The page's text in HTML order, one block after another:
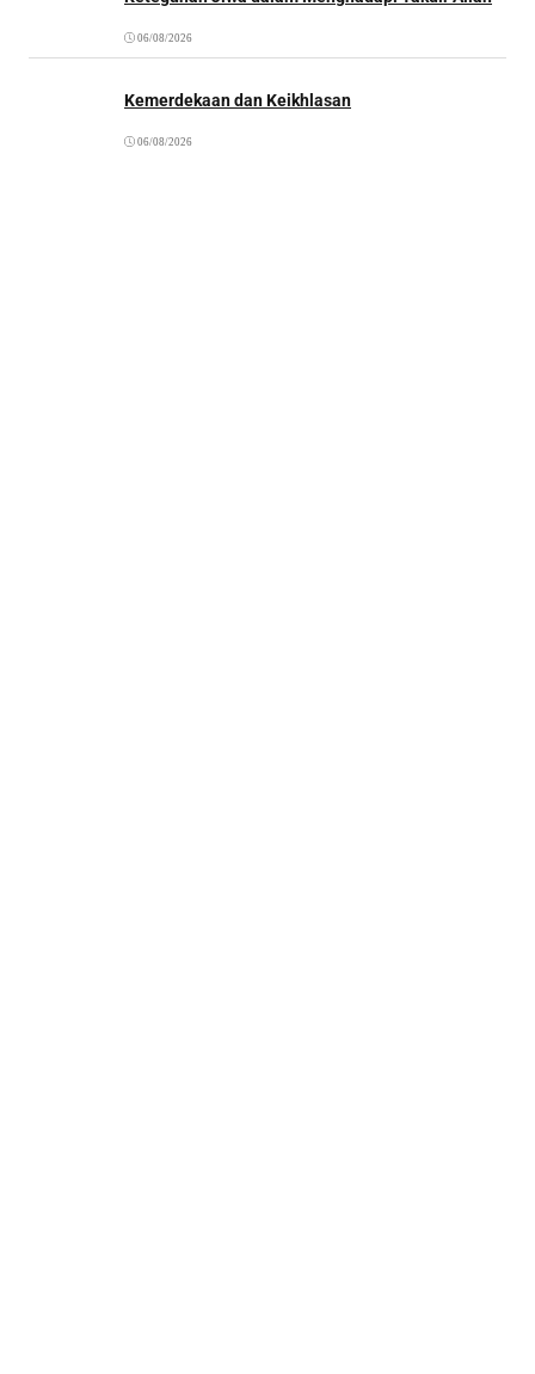
06/08/2026
Kemerdekaan dan Keikhlasan
06/08/2026